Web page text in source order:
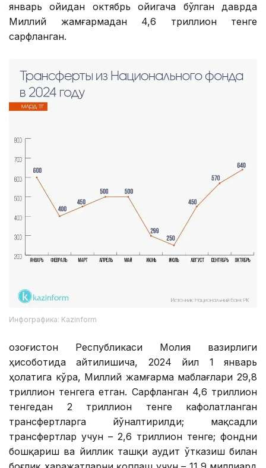
январь ойидан октябрь ойигача бўлган даврда
Миллий жамғармадан 4,6 триллион тенге
сарфланган.
Инфографика: Kazinform
Қозоғистон Республикаси Молия вазирлиги
ҳисоботида айтилишича, 2024 йил 1 январь
ҳолатига кўра, Миллий жамғарма маблағлари 29,8
триллион тенгега етган. Сарфланган 4,6 триллион
тенгедан 2 триллион тенге кафолатланган
трансфертларга йўналтирилди; мақсадли
трансфертлар учун – 2,6 триллион тенге; фондни
бошқариш ва йиллик ташқи аудит ўтказиш билан